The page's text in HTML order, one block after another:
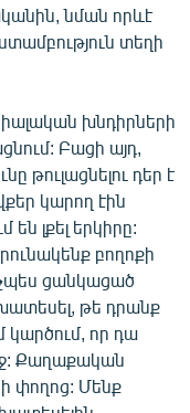
նման որևէ
տեղի
խնդիրների
Բացի այդ,
թուլացնելու դեր է
կարող էին
են լքել երկիրը:
բողոքի
ցանկացած
թե դրանք
կարծում, որ դա
Քաղաքական
փողոց: Մենք